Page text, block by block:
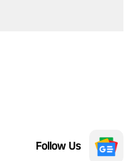
Follow Us